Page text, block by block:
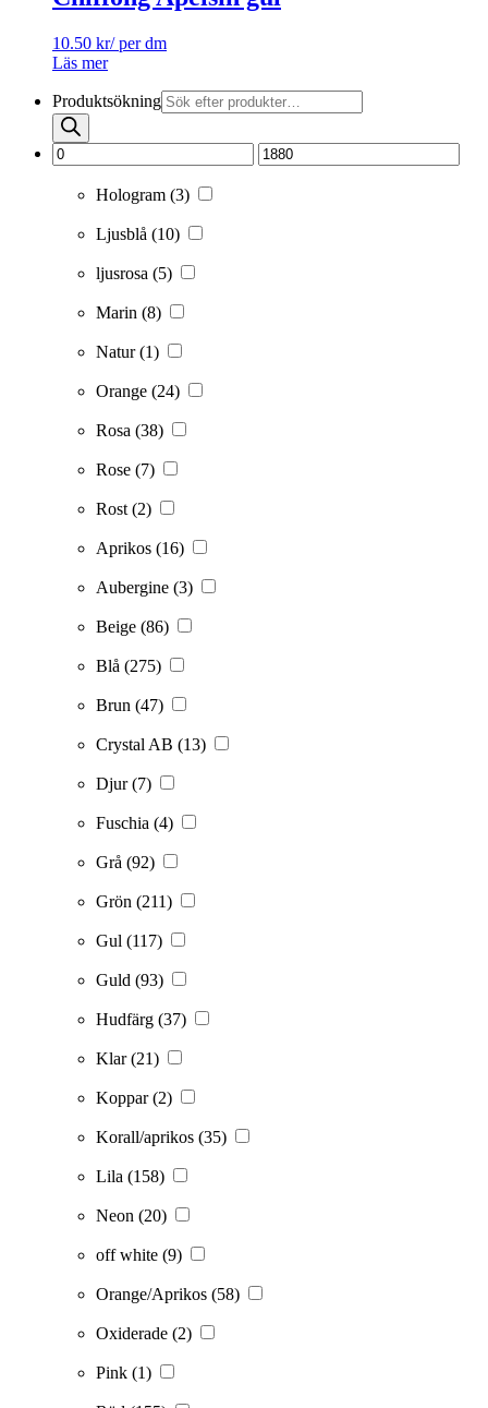
10.50 kr/ per dm
Läs mer
Produktsökning
Hologram (3)
Ljusblå (10)
ljusrosa (5)
Marin (8)
Natur(1)
Orange (24)
Rosa (38)
Rose (7)
Rost (2)
Aprikos (16)
Aubergine (3)
Beige (86)
Blå (275)
Brun (47)
Crystal AB (13)
Djur(7)
Fuschia (4)
Grå (92)
Grön (211)
Gul (117)
Guld (93)
Hudfärg (37)
Klar(21)
Koppar(2)
Korall/aprikos (35)
Lila (158)
Neon (20)
off white (9)
Orange/Aprikos (58)
Oxiderade (2)
Pink (1)